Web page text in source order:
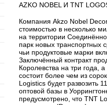
AZKO NOBEL И TNT
Компания Akzo Nobel
стоимостью в несколько
на территории
парк новых транспортных
чьи продуктовые марки
Заключённый контракт
Королевства на три года,
состоит более чем из
Logistics будет развозить
оптовой базы в
предусмотрено, что TNT